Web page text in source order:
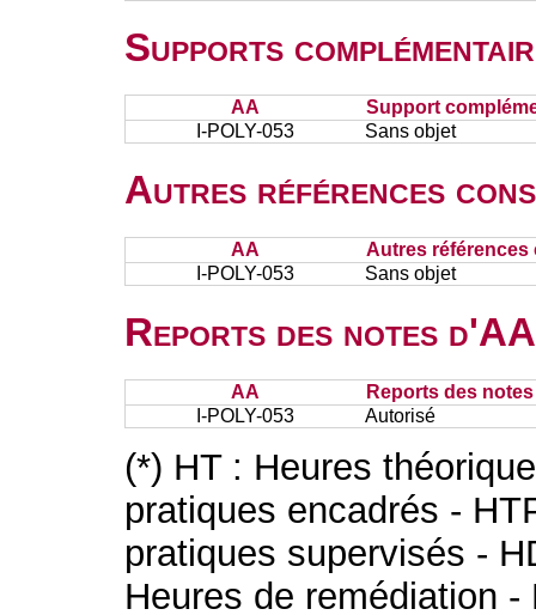
Supports
AA
Support
I-POLY-053
Sans objet
Autres références
AA
Autres références
I-POLY-053
Sans objet
Reports des notes
AA
Reports des
I-POLY-053
Autorisé
(*) HT : Heures
pratiques encadrés -
pratiques supervisés -
Heures de remédiation